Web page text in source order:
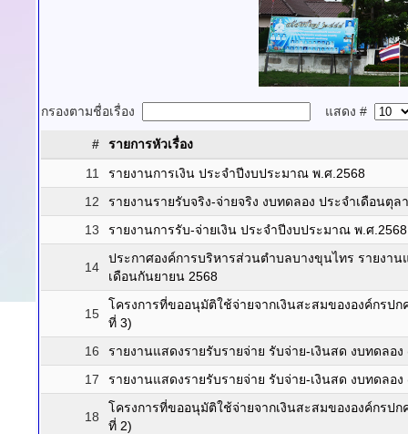
กรองตามชื่อเรื่อง แสดง #
#
รายการหัวเรื่อง
11
รายงานการเงิน ประจำปีงบประมาณ พ.ศ.2568
12
รายงานรายรับจริง-จ่ายจริง งบทดลอง ประจำเดือนตุล
13
รายงานการรับ-จ่ายเงิน ประจำปีงบประมาณ พ.ศ.2568
14
ประกาศองค์การบริหารส่วนตำบลบางขุนไทร รายงาน
เดือนกันยายน 2568
15
โครงการที่ขออนุมัติใช้จ่ายจากเงินสะสมขององค์กรป
ที่ 3)
16
รายงานแสดงรายรับรายจ่าย รับจ่าย-เงินสด งบทดลอง
17
รายงานแสดงรายรับรายจ่าย รับจ่าย-เงินสด งบทดลอง
18
โครงการที่ขออนุมัติใช้จ่ายจากเงินสะสมขององค์กรป
ที่ 2)